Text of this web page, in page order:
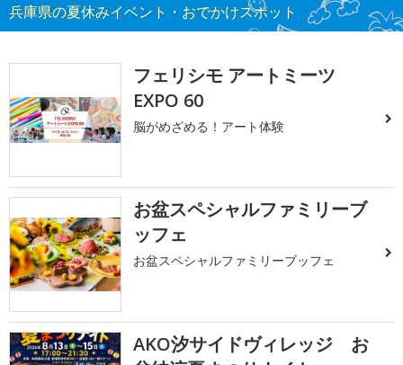
兵庫県の夏休みイベント・おでかけスポット
フェリシモ アートミーツ
EXPO 60
脳がめざめる！アート体験
お盆スペシャルファミリーブ
ッフェ
お盆スペシャルファミリーブッフェ
AKO汐サイドヴィレッジ お